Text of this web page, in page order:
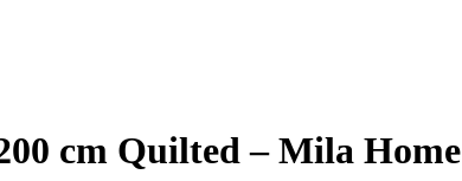
cm Quilted – Mila Home